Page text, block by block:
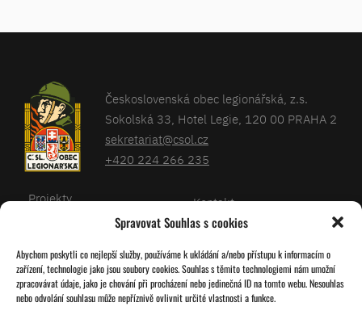
Spravovat Souhlas s cookies
Abychom poskytli co nejlepší služby, používáme k ukládání a/nebo přístupu k informacím o
zařízení, technologie jako jsou soubory cookies. Souhlas s těmito technologiemi nám umožní
zpracovávat údaje, jako je chování při procházení nebo jedinečná ID na tomto webu. Nesouhlas
nebo odvolání souhlasu může nepříznivě ovlivnit určité vlastnosti a funkce.
Československá obec legionářská, z.s.
Sokolská 33, Hotel Legie, 120 00 PRAHA 2
sekretariat@csol.cz
+420 224 266 235
Projekty
Kalendář
O nás
Kontakt
Databáze legionářů
Pro členy
Zásady cookies